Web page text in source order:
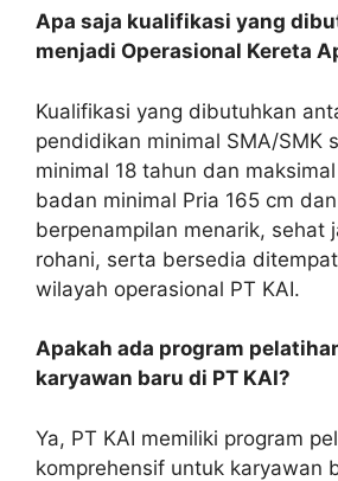
Apa saja kualifikasi yang
menjadi Operasional Kereta
Kualifikasi yang dibutuhkan
pendidikan minimal SMA/SMK
minimal 18 tahun dan
badan minimal Pria 165 cm
berpenampilan menarik, sehat
rohani, serta bersedia
wilayah operasional PT KAI.
Apakah ada program
karyawan baru di PT KAI?
Ya, PT KAI memiliki program
komprehensif untuk karyawan